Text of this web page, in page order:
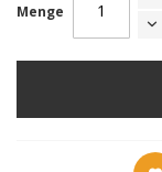
Menge